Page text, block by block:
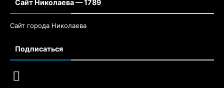
Сайт Николаева — 1789
Сайт города Николаева
Подписаться